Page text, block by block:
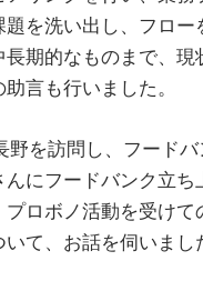
題を洗い出し、フロー
期的なものまで、現
言も行いました。
野を訪問し、フード
にフードバンク立ち
プロボノ活動を受けて
て、お話を伺いまし